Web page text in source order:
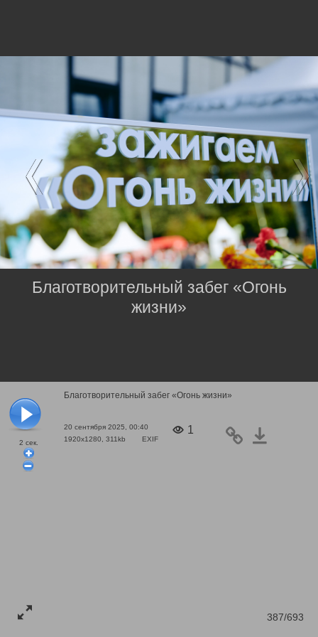
2 сек.
Благотворительный забег «Огонь жизни»
20 сентября 2025, 00:40
1920x1280, 311kb
EXIF
1
387/693
Благотворительный забег «Огонь
жизни»